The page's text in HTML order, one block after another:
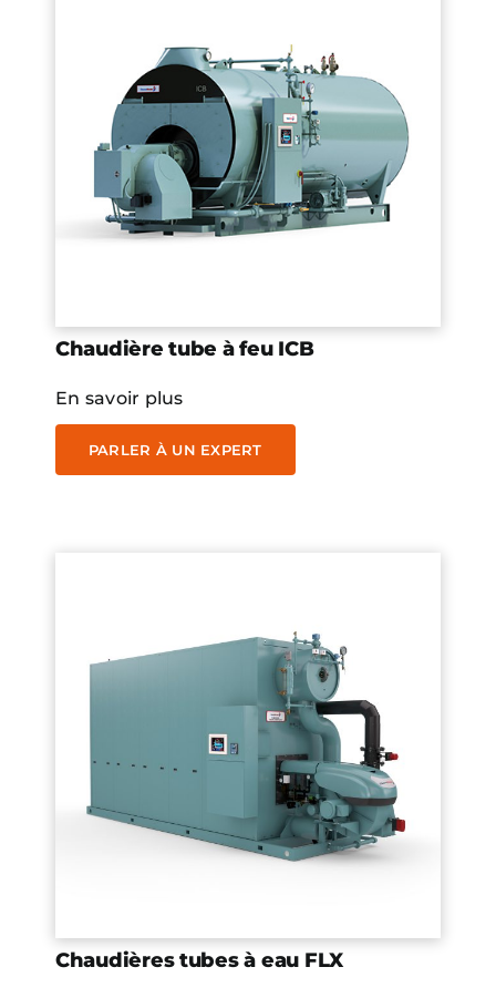
Chaudière tube à feu ICB
En savoir plus
PARLER À UN EXPERT
Chaudières tubes à eau FLX